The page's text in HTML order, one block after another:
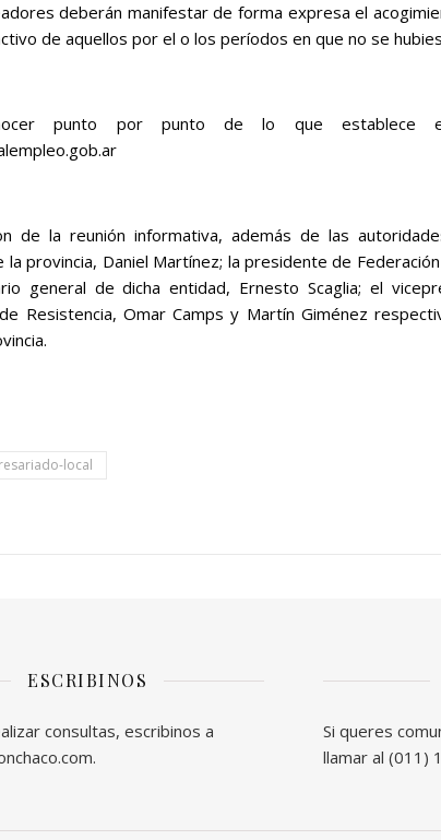
deberán manifestar de forma expresa el
de aquellos por el o los períodos en que no se
punto por punto de lo que establece
de la reunión informativa, además de las
la provincia, Daniel Martínez; la presidente de
general de dicha entidad, Ernesto Scaglia; el
Resistencia, Omar Camps y Martín Giménez
local
ESCRIBINOS
consultas, escribinos a
Si queres
llamar al (011)